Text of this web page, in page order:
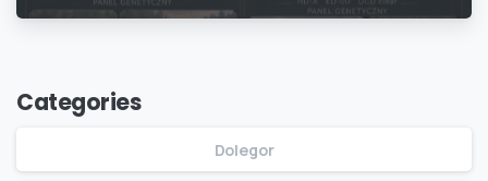
Categories
Dolegor